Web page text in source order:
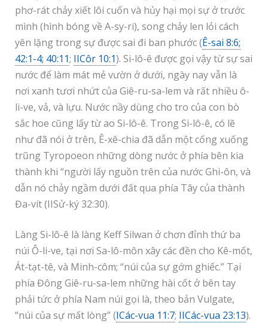
phơ-rát chảy xiết lôi cuốn và hủy hại mọi sự ở trước
mình (hình bóng về A-sy-ri), song chảy len lỏi cách
yên lặng trong sự được sai đi ban phước (Ê-sai 8:6;
42:1-4; 40:11; IICôr 10:1). Si-lô-ê được gọi vậy từ sự sai
nước để làm mát mẻ vườn ở dưới, ngày nay vẫn là
nơi xanh tươi nhứt của Giê-ru-sa-lem và rất nhiều ô-
li-ve, vả, và lựu. Nước nầy dùng cho tro của con bò
sắc hoe cũng lấy từ ao Si-lô-ê. Trong Si-lô-ê, có lẽ
như đã nói ở trên, Ê-xê-chia đã dẫn một cống xuống
trũng Tyropoeon những dòng nước ở phía bên kia
thành khi “người lấy nguồn trên của nước Ghi-ôn, và
dẫn nó chảy ngầm dưới đất qua phía Tây của thành
Đa-vít (IISử-ký 32:30).
Làng Si-lô-ê là làng Keff Silwan ở chơn đỉnh thứ ba
núi Ô-li-ve, tại nơi Sa-lô-môn xây các đền cho Kê-mốt,
Át-tạt-tê, và Minh-côm; “núi của sự gớm ghiếc.” Tại
phía Đông Giê-ru-sa-lem những hài cốt ở bên tay
phải tức ở phía Nam núi gọi là, theo bản Vulgate,
“núi của sự mất lòng” (ICác-vua 11:7; IICác-vua 23:13).